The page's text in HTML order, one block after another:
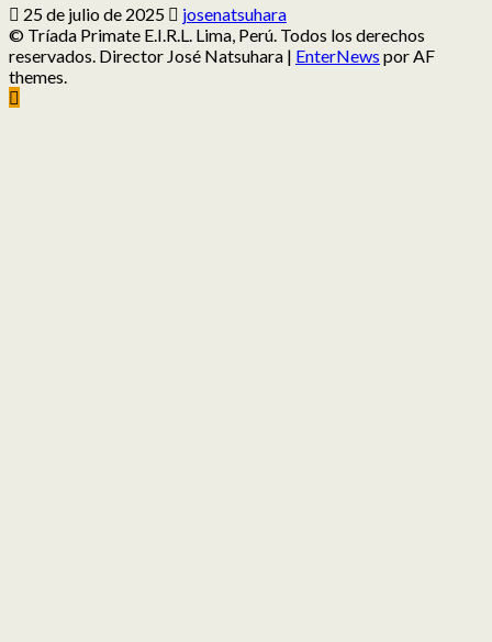
25 de julio de 2025
josenatsuhara
© Tríada Primate E.I.R.L. Lima, Perú. Todos los derechos
reservados. Director José Natsuhara | EnterNews por AF
themes.